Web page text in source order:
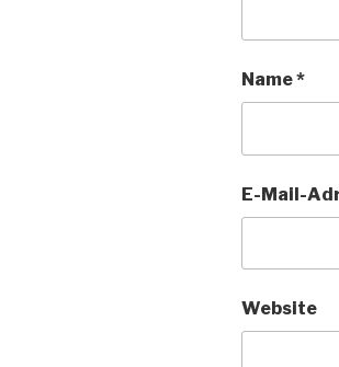
Name*
E-Mail-
Website